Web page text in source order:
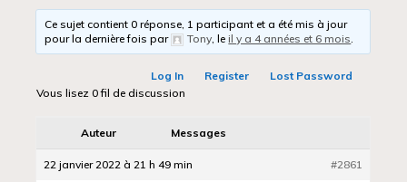
Ce sujet contient 0 réponse, 1 participant et a été mis à jour
pour la dernière fois par
Tony, leil y a 4 années et 6 mois.
Log In Register
Lost Password
Vous lisez 0 fil de discussion
Auteur Messages
22 janvier 2022 à 21 h 49 min #2861